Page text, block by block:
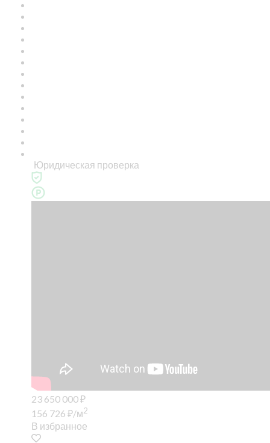
Юридическая проверка
23 650 000₽
156 726 ₽/м2
В избранное